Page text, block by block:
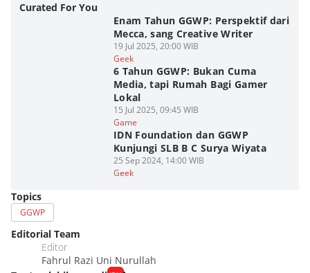
Curated For You
Enam Tahun GGWP: Perspektif dari
Mecca, sang Creative Writer
19 Jul 2025, 20:00 WIB
Geek
6 Tahun GGWP: Bukan Cuma
Media, tapi Rumah Bagi Gamer
Lokal
15 Jul 2025, 09:45 WIB
Game
IDN Foundation dan GGWP
Kunjungi SLB B C Surya Wiyata
25 Sep 2024, 14:00 WIB
Geek
Topics
GGWP
Editorial Team
Editor
Fahrul Razi Uni Nurullah